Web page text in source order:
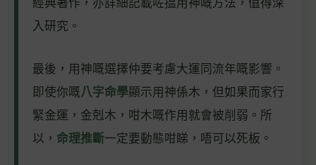
經典著作，亦詳細記載咗搵用神嘅方法，值得深
入研究。
最後，用神嘅選擇仲要考慮大運同流年嘅影響。
即使你嘅八字命學顯示用神係木，但如果而家行
緊金運，金剋木，咁木嘅作用就會被削弱。所
以， 命理推斷一定要動態咁睇，唔可以死板。